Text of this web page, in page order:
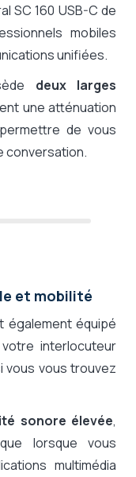
SC 160 USB-C de
mobiles
unifiées.
deux larges
une atténuation
de vous
conversation.
et mobilité
également équipé
interlocuteur
vous vous trouvez
sonore élevée,
lorsque vous
multimédia